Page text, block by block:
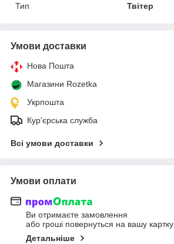
Тип
Твітер
Умови доставки
Нова Пошта
Магазини Rozetka
Укрпошта
Кур'єрська служба
Всі умови доставки
Умови оплати
Ви отримаєте замовлення
або гроші повернуться на вашу картку
Детальніше